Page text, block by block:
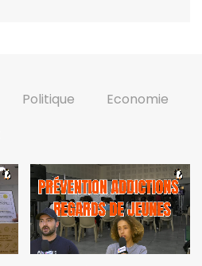
Politique
Economie